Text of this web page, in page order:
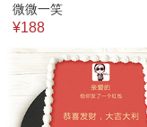
微微一笑
¥188